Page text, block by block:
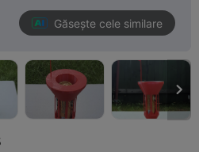
Găsește cele similare
